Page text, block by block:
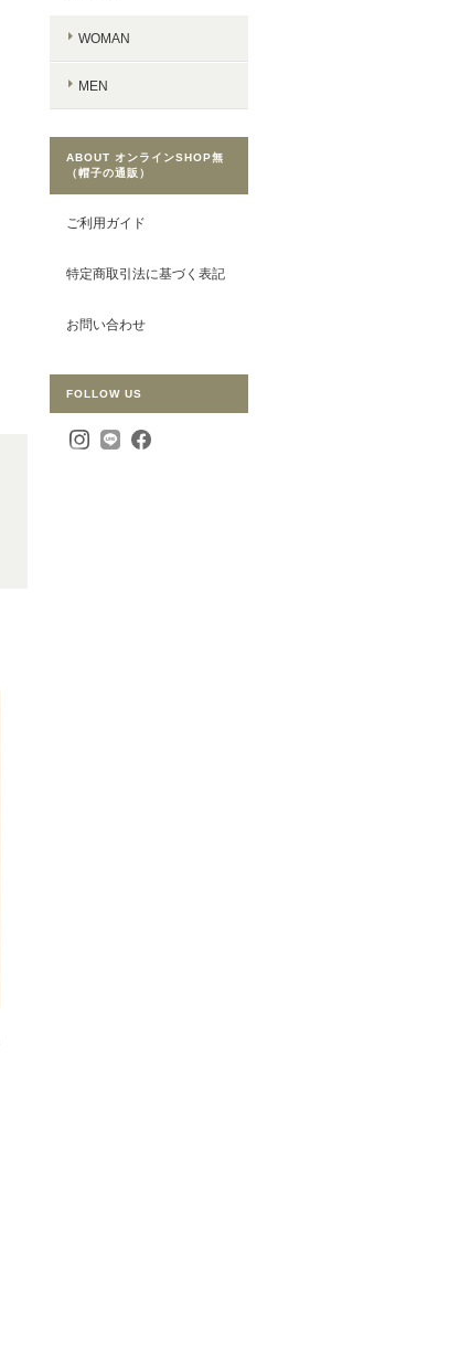
WOMAN
MEN
ABOUT オンラインSHOP無
（帽子の通販）
ご利用ガイド
特定商取引法に基づく表記
お問い合わせ
FOLLOW US